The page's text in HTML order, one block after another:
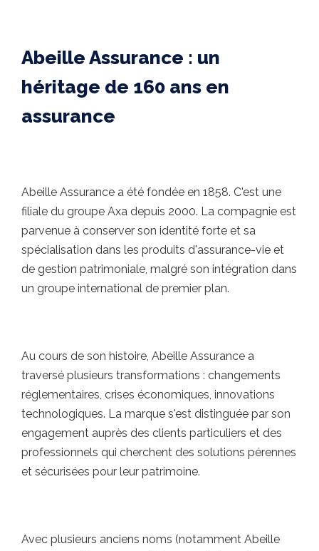
Abeille Assurance : un
héritage de 160 ans en
assurance
Abeille Assurance a été fondée en 1858. C'est une
filiale du groupe Axa depuis 2000. La compagnie est
parvenue à conserver son identité forte et sa
spécialisation dans les produits d'assurance-vie et
de gestion patrimoniale, malgré son intégration dans
un groupe international de premier plan.
Au cours de son histoire, Abeille Assurance a
traversé plusieurs transformations : changements
réglementaires, crises économiques, innovations
technologiques. La marque s'est distinguée par son
engagement auprès des clients particuliers et des
professionnels qui cherchent des solutions pérennes
et sécurisées pour leur patrimoine.
Avec plusieurs anciens noms (notamment Abeille